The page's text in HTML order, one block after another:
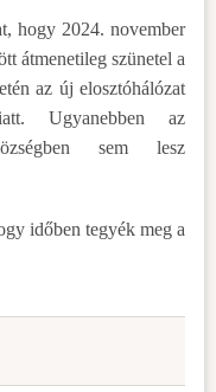
hogy 2024. november
átmenetileg szünetel a
az új elosztóhálózat
Ugyanebben az
sem lesz
időben tegyék meg a